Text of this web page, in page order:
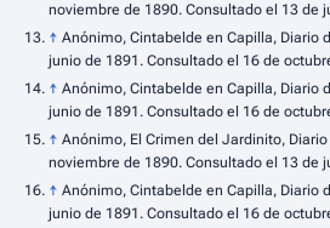
noviembre de 1890. Consultado el 13 de
↑ Anónimo, Cintabelde en Capilla, Diario
junio de 1891. Consultado el 16 de
↑ Anónimo, Cintabelde en Capilla, Diario
junio de 1891. Consultado el 16 de
↑ Anónimo, El Crimen del Jardinito,
noviembre de 1890. Consultado el 13 de
↑ Anónimo, Cintabelde en Capilla, Diario
junio de 1891. Consultado el 16 de